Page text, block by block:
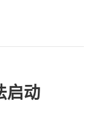
启动